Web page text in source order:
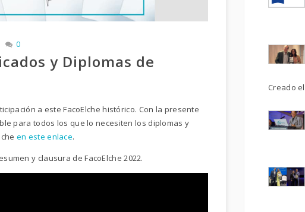
0
y Diplomas de
a este FacoElche histórico. Con la presente
para todos los que lo necesiten los diplomas y
en este enlace.
y clausura de FacoElche 2022.
Creado